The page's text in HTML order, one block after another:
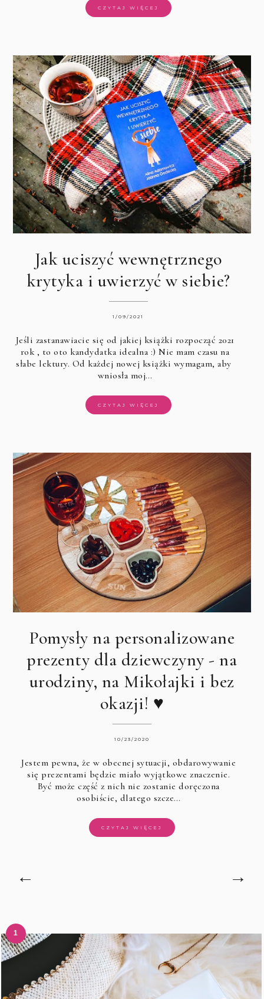
CZYTAJ WIĘCEJ
Jak uciszyć wewnętrznego
krytyka i uwierzyć w siebie?
1/09/2021
Jeśli zastanawiacie się od jakiej książki rozpocząć 2021
rok, to oto kandydatka idealna :) Nie mam czasu na
słabe lektury. Od każdej nowej książki wymagam, aby
wniosła moj…
CZYTAJ WIĘCEJ
Pomysły na personalizowane
prezenty dla dziewczyny - na
urodziny, na Mikołajki i bez
okazji! ♥
10/23/2020
Jestem pewna, że w obecnej sytuacji, obdarowywanie
się prezentami będzie miało wyjątkowe znaczenie.
Być może część z nich nie zostanie doręczona
osobiście, dlatego szcze…
CZYTAJ WIĘCEJ
← →